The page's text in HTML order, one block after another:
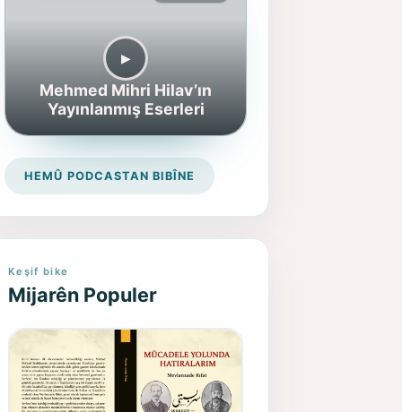
▶︎
Mehmed Mihri Hilav’ın
Yayınlanmış Eserleri
HEMÛ PODCASTAN BIBÎNE
Keşif bike
Mijarên Populer